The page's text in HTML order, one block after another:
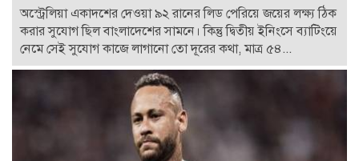
অস্ট্রেলিয়া একাদশের দেওয়া ৯২ রানের লিড পেরিয়ে জয়ের লক্ষ্য ঠিক
করার সুযোগ ছিল বাংলাদেশের সামনে। কিন্তু দ্বিতীয় ইনিংসে ব্যাটিংয়ে
নেমে সেই সুযোগ কাজে লাগানো তো দূরের কথা, মাত্র ৫৪...